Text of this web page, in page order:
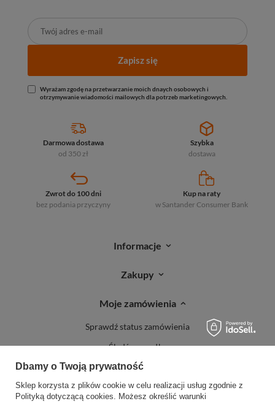
Zapisz się
Wyrażam zgodę na przetwarzanie moich dnaych osobowych i
otrzymywanie wiadomości mailowych dla potrzeb marketingowych.
Darmowa dostawa
od 350 zł
Szybka
dostawa
Zwrot do 100 dni
bez podania przyczyny
Kup na raty
w Santander Consumer Bank
Informacje
Zakupy
Moje zamówienia
Sprawdź status zamówienia
Śledź przesyłkę
Reklamacje
Zwroty
Dbamy o Twoją prywatność
Sklep korzysta z plików cookie w celu realizacji usług zgodnie z
Polityką dotyczącą cookies. Możesz określić warunki